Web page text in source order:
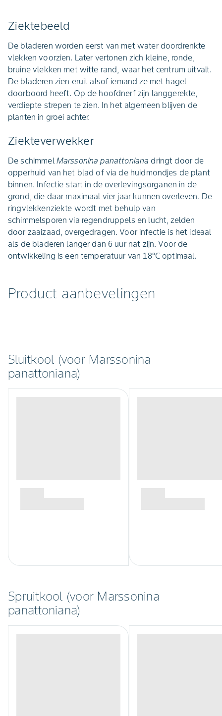
Ziektebeeld
De bladeren worden eerst van met water doordrenkte
vlekken voorzien. Later vertonen zich kleine, ronde,
bruine vlekken met witte rand, waar het centrum uitvalt.
De bladeren zien eruit alsof iemand ze met hagel
doorboord heeft. Op de hoofdnerf zijn langgerekte,
verdiepte strepen te zien. In het algemeen blijven de
planten in groei achter.
Ziekteverwekker
De schimmel Marssonina panattoniana dringt door de
opperhuid van het blad of via de huidmondjes de plant
binnen. Infectie start in de overlevingsorganen in de
grond, die daar maximaal vier jaar kunnen overleven. De
ringvlekkenziekte wordt met behulp van
schimmelsporen via regendruppels en lucht, zelden
door zaaizaad, overgedragen. Voor infectie is het ideaal
als de bladeren langer dan 6 uur nat zijn. Voor de
ontwikkeling is een temperatuur van 18°C optimaal.
Product aanbevelingen
Sluitkool (voor Marssonina
panattoniana)
Spruitkool (voor Marssonina
panattoniana)